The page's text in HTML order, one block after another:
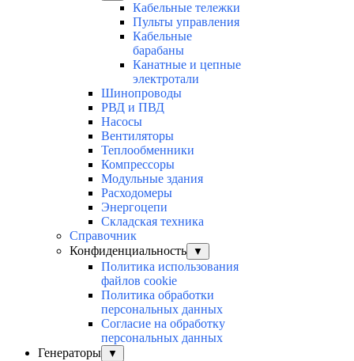
Кабельные тележки
Пульты управления
Кабельные
барабаны
Канатные и цепные
электротали
Шинопроводы
РВД и ПВД
Насосы
Вентиляторы
Теплообменники
Компрессоры
Модульные здания
Расходомеры
Энергоцепи
Складская техника
Справочник
Конфиденциальность
▼
Политика использования
файлов cookie
Политика обработки
персональных данных
Согласие на обработку
персональных данных
Генераторы
▼